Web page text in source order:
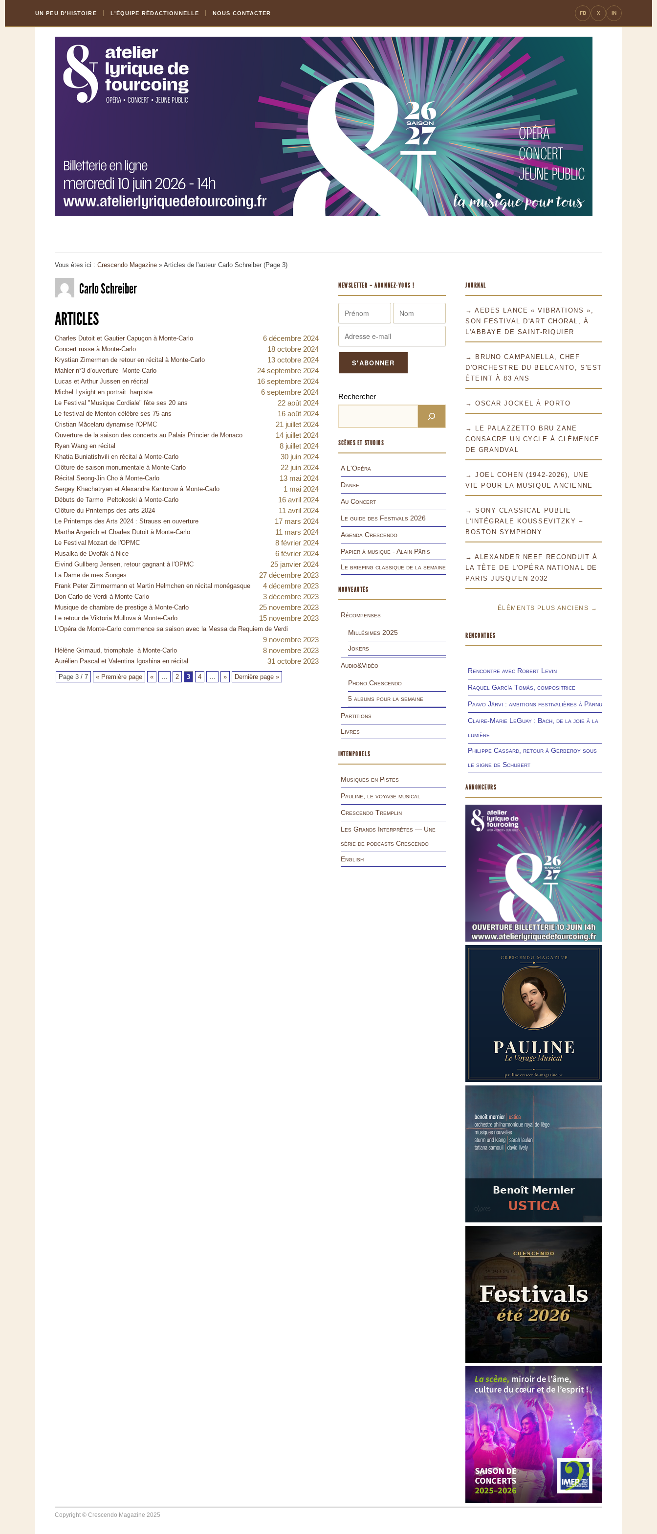
Content
la
UN PEU D'HISTOIRE L'ÉQUIPE RÉDACTIONNELLE NOUS CONTACTER FB X IN
Vous êtes ici : Crescendo Magazine » Articles de l'auteur Carlo Schreiber (Page 3)
Carlo Schreiber
ARTICLES
Charles Dutoit et Gautier Capuçon à Monte-Carlo 6 décembre 2024
Concert russe à Monte-Carlo 18 octobre 2024
Krystian Zimerman de retour en récital à Monte-Carlo 13 octobre 2024
Mahler n°3 d’ouverture Monte-Carlo 24 septembre 2024
Lucas et Arthur Jussen en récital 16 septembre 2024
Michel Lysight en portrait harpiste 6 septembre 2024
Le Festival "Musique Cordiale" fête ses 20 ans 22 août 2024
Le festival de Menton célèbre ses 75 ans 16 août 2024
Cristian Măcelaru dynamise l'OPMC 21 juillet 2024
Ouverture de la saison des concerts au Palais Princier de Monaco 14 juillet 2024
Ryan Wang en récital 8 juillet 2024
Khatia Buniatishvili en récital à Monte-Carlo 30 juin 2024
Clôture de saison monumentale à Monte-Carlo 22 juin 2024
Récital Seong-Jin Cho à Monte-Carlo 13 mai 2024
Sergey Khachatryan et Alexandre Kantorow à Monte-Carlo 1 mai 2024
Débuts de Tarmo Peltokoski à Monte-Carlo 16 avril 2024
Clôture du Printemps des arts 2024 11 avril 2024
Le Printemps des Arts 2024 : Strauss en ouverture 17 mars 2024
Martha Argerich et Charles Dutoit à Monte-Carlo 11 mars 2024
Le Festival Mozart de l'OPMC 8 février 2024
Rusalka de Dvořák à Nice 6 février 2024
Eivind Gullberg Jensen, retour gagnant à l'OPMC 25 janvier 2024
La Dame de mes Songes 27 décembre 2023
Frank Peter Zimmermann et Martin Helmchen en récital monégasque 4 décembre 2023
Don Carlo de Verdi à Monte-Carlo 3 décembre 2023
Musique de chambre de prestige à Monte-Carlo 25 novembre 2023
Le retour de Viktoria Mullova à Monte-Carlo 15 novembre 2023
L'Opéra de Monte-Carlo commence sa saison avec la Messa da Requiem de Verdi
9 novembre 2023
Hélène Grimaud, triomphale à Monte-Carlo 8 novembre 2023
Aurélien Pascal et Valentina Igoshina en récital 31 octobre 2023
Page 3 / 7 « Première page « … 2 3 4 … » Dernière page »
NEWSLETTER – ABONNEZ-VOUS !
Rechercher
SCÈNES ET STUDIOS
A L'Opéra
Danse
Au Concert
Le guide des Festivals 2026
Agenda Crescendo
Papier à musique - Alain Pâris
Le briefing classique de la semaine
NOUVEAUTÉS
Récompenses
Millésimes 2025
Jokers
Audio&Vidéo
Phono.Crescendo
5 albums pour la semaine
Partitions
Livres
INTEMPORELS
Musiques en Pistes
Pauline, le voyage musical
Crescendo Tremplin
Les Grands Interprètes — Une
série de podcasts Crescendo
English
JOURNAL
→ AEDES LANCE « VIBRATIONS »,
SON FESTIVAL D'ART CHORAL, À
L'ABBAYE DE SAINT-RIQUIER
→ BRUNO CAMPANELLA, CHEF
D'ORCHESTRE DU BELCANTO, S'EST
ÉTEINT À 83 ANS
→ OSCAR JOCKEL À PORTO
→ LE PALAZZETTO BRU ZANE
CONSACRE UN CYCLE À CLÉMENCE
DE GRANDVAL
→ JOEL COHEN (1942-2026), UNE
VIE POUR LA MUSIQUE ANCIENNE
→ SONY CLASSICAL PUBLIE
L'INTÉGRALE KOUSSEVITZKY –
BOSTON SYMPHONY
→ ALEXANDER NEEF RECONDUIT À
LA TÊTE DE L'OPÉRA NATIONAL DE
PARIS JUSQU'EN 2032
ÉLÉMENTS PLUS ANCIENS →
RENCONTRES
Rencontre avec Robert Levin
Raquel García Tomás, compositrice
Paavo Järvi : ambitions festivalières à Pärnu
Claire-Marie LeGuay : Bach, de la joie à la
lumière
Philippe Cassard, retour à Gerberoy sous
le signe de Schubert
ANNONCEURS
Copyright © Crescendo Magazine 2025